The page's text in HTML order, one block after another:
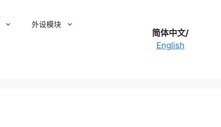
外设模块
简体中文/
English